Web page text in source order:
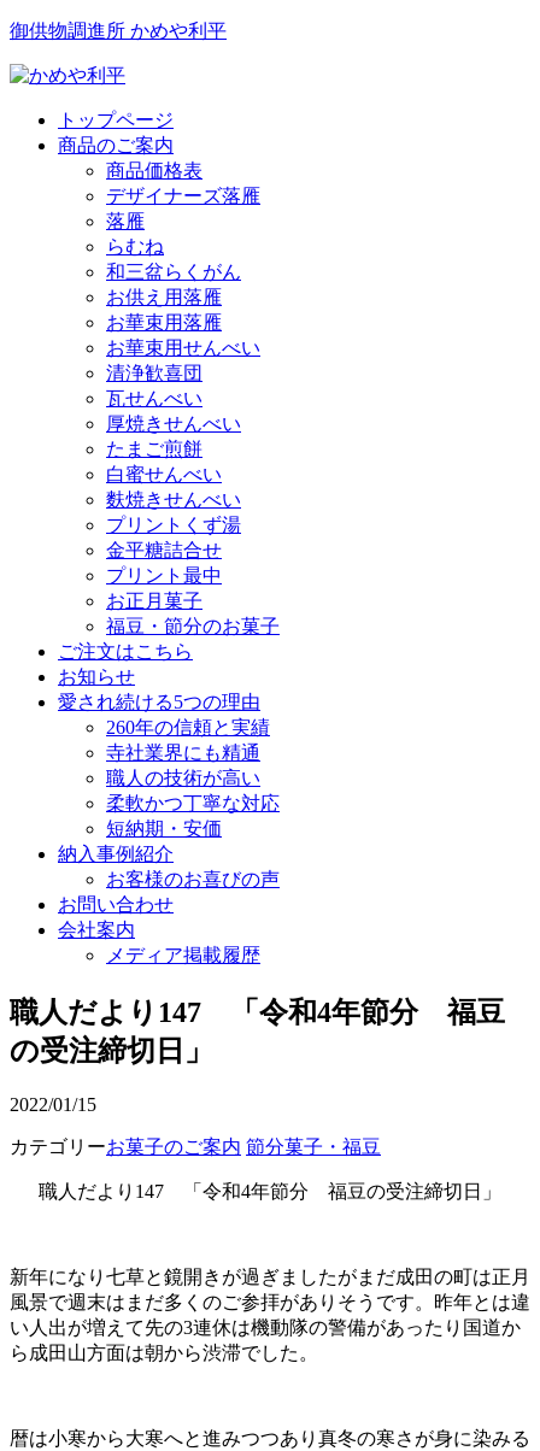
御供物調進所 かめや利平
トップページ
商品のご案内
商品価格表
デザイナーズ落雁
落雁
らむね
和三盆らくがん
お供え用落雁
お華束用落雁
お華束用せんべい
清浄歓喜団
瓦せんべい
厚焼きせんべい
たまご煎餅
白蜜せんべい
麩焼きせんべい
プリントくず湯
金平糖詰合せ
プリント最中
お正月菓子
福豆・節分のお菓子
ご注文はこちら
お知らせ
愛され続ける5つの理由
260年の信頼と実績
寺社業界にも精通
職人の技術が高い
柔軟かつ丁寧な対応
短納期・安価
納入事例紹介
お客様のお喜びの声
お問い合わせ
会社案内
メディア掲載履歴
職人だより147 「令和4年節分 福豆
の受注締切日」
2022/01/15
カテゴリーお菓子のご案内 節分菓子・福豆
職人だより147 「令和4年節分 福豆の受注締切日」
新年になり七草と鏡開きが過ぎましたがまだ成田の町は正月
風景で週末はまだ多くのご参拝がありそうです。昨年とは違
い人出が増えて先の3連休は機動隊の警備があったり国道か
ら成田山方面は朝から渋滞でした。
暦は小寒から大寒へと進みつつあり真冬の寒さが身に染みる